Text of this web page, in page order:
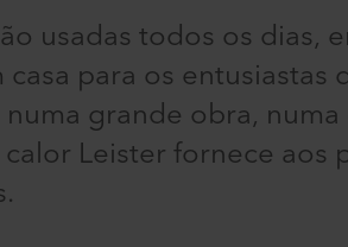
usadas todos os dias,
para os entusiastas
grande obra,
Leister fornece aos